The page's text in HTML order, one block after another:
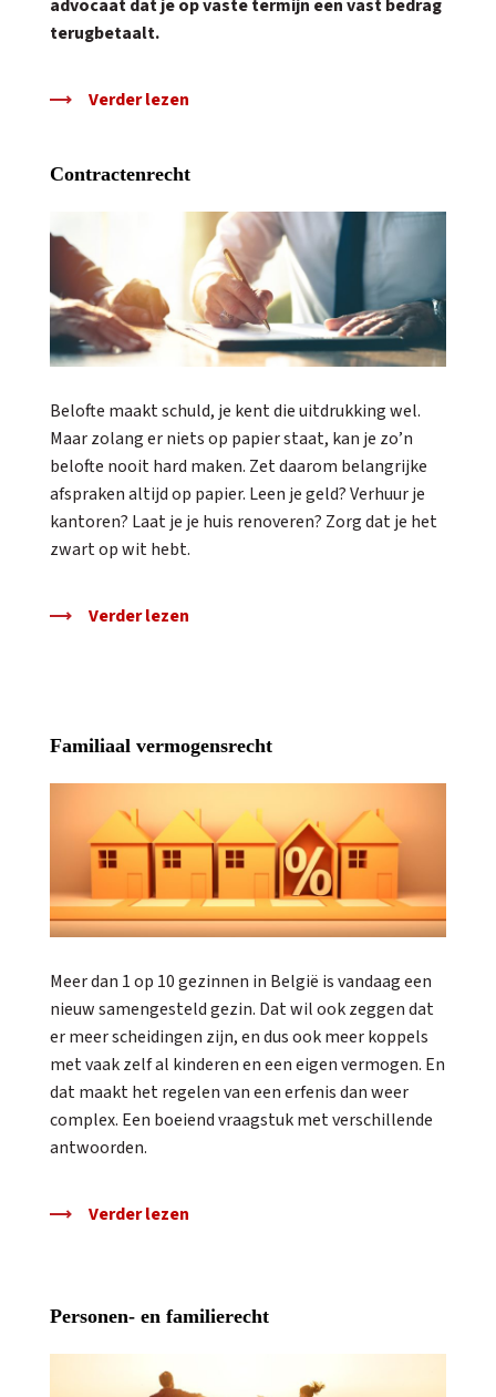
advocaat dat je op vaste termijn een vast bedrag
terugbetaalt.
Verder lezen
Contractenrecht
Belofte maakt schuld, je kent die uitdrukking wel.
Maar zolang er niets op papier staat, kan je zo’n
belofte nooit hard maken. Zet daarom belangrijke
afspraken altijd op papier. Leen je geld? Verhuur je
kantoren? Laat je je huis renoveren? Zorg dat je het
zwart op wit hebt.
Verder lezen
Familiaal vermogensrecht
Meer dan 1 op 10 gezinnen in België is vandaag een
nieuw samengesteld gezin. Dat wil ook zeggen dat
er meer scheidingen zijn, en dus ook meer koppels
met vaak zelf al kinderen en een eigen vermogen. En
dat maakt het regelen van een erfenis dan weer
complex. Een boeiend vraagstuk met verschillende
antwoorden.
Verder lezen
Personen- en familierecht